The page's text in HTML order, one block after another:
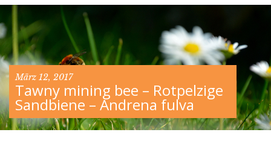
März 12, 2017
Tawny mining bee – Rotpelzige
Sandbiene – Andrena fulva